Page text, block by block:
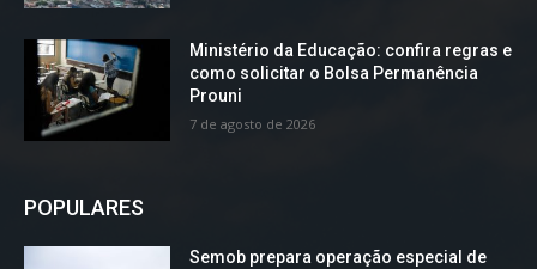
Ministério da Educação: confira regras e
como solicitar o Bolsa Permanência
Prouni
7 de agosto de 2026
POPULARES
Semob prepara operação especial de